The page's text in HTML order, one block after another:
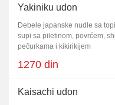
Yakiniku udon
Debele japanske nudle sa
supi sa piletinom, povrćem,
pečurkama i kikirikijem
1270 din
Kaisachi udon